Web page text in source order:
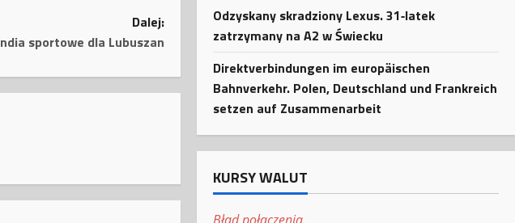
Dalej:
sportowe dla Lubuszan
Odzyskany skradziony Lexus. 31‑latek
zatrzymany na A2 w Świecku
Direktverbindungen im europäischen
Bahnverkehr. Polen, Deutschland und Frankreich
setzen auf Zusammenarbeit
KURSY WALUT